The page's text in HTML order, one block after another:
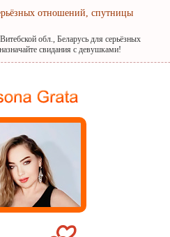
отношений, спутницы
обл., Беларусь для серьёзных
свидания с девушками!